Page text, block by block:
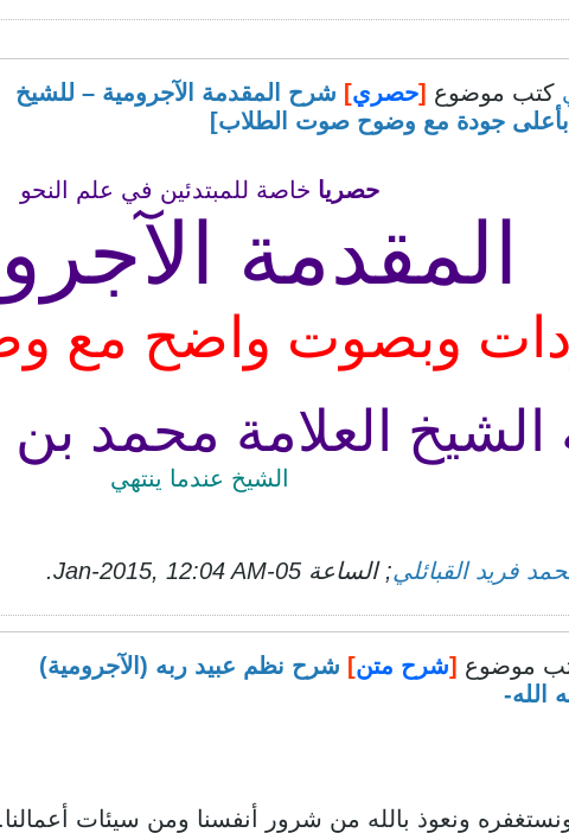
كتب موضوع [حصري] شرح المقدمة الآجرومية – للشيخ
جودة مع وضوح صوت الطلاب]
حصريا خاصة للمبتدئين في علم النحو
المقدمة
وبصوت واضح مع
الشيخ العلامة محمد بن
الشيخ عندما ينتهي
فريد القبائلي; الساعة 05-Jan-2015, 12:04 AM
.
موضوع [شرح متن] شرح نظم عبيد ربه (الآجرومية)
الله-
ونعوذ بالله من شرور أنفسنا ومن سيئات